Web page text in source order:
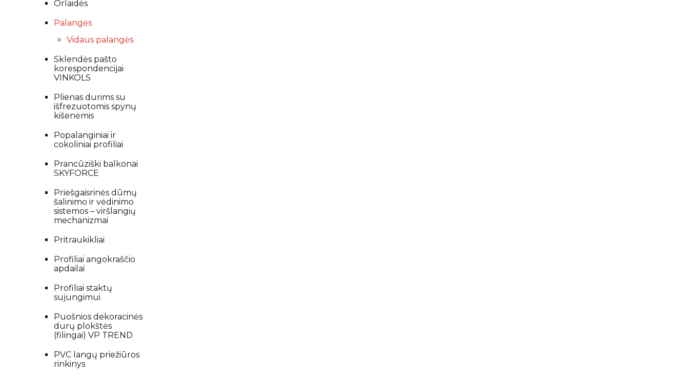
Orlaidės
Palangės
Vidaus palangės
Sklendės pašto
korespondencijai
VINKOLS
Plienas durims su
išfrezuotomis spynų
kišenėmis
Popalanginiai ir
cokoliniai profiliai
Prancūziški balkonai
SKYFORCE
Priešgaisrinės dūmų
šalinimo ir vėdinimo
sistemos – viršlangių
mechanizmai
Pritraukikliai
Profiliai angokraščio
apdailai
Profiliai staktų
sujungimui
Puošnios dekoracinės
durų plokštės
(filingai) VP TREND
PVC langų priežiūros
rinkinys